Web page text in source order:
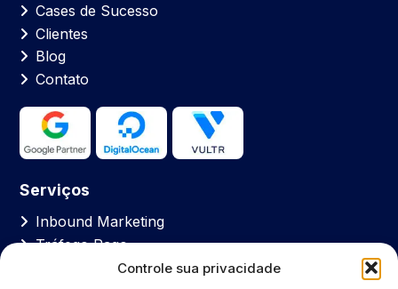
Controle sua privacidade
Cases de Sucesso
Clientes
Blog
Contato
Serviços
Inbound Marketing
Tráfego Pago